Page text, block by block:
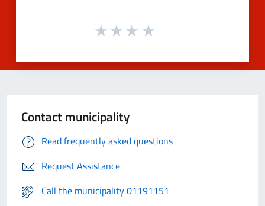
Contact municipality
Read frequently asked questions
Request Assistance
Call the municipality 01191151